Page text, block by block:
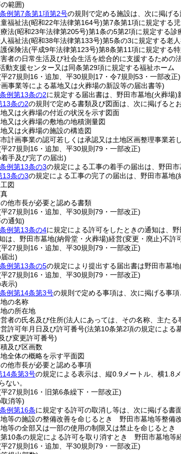
範囲)
条例第7条第1項第2号の規則で定める施設は、次に掲げる
童福祉法(昭和22年法律第164号)第7条第1項に規定する
法(昭和23年法律第205号)第1条の5第2項に規定する診
福祉法(昭和38年法律第133号)第5条の3に規定する老
保険法(平成9年法律第123号)第8条第11項に規定する
者の日常生活及び社会生活を総合的に支援するための
動支援センター又は同条第29項に規定する福祉ホーム
27規則16・追加、平30規則17・令7規則53・一部改正)
事業等による墓地又は火葬場の新設等の届出書等)
条例第13条の2に規定する届出書は、野田市墓地(火葬場)
13条の2の規則で定める書類及び図面は、次に掲げると
又は火葬場の付近の状況を示す図面
又は火葬場の敷地の地積測量図
又は火葬場の施設の構造図
計画事業の認可若しくは承認又は土地区画整理事業若
27規則16・追加、平30規則79・一部改正)
手及び完了の届出)
条例第13条の3の規定による工事の着手の届出は、野田市
13条の3の規定による工事の完了の届出は、野田市墓地(
図
他市長が必要と認める書類
27規則16・追加、平30規則79・一部改正)
通知)
条例第13条の4に規定による許可をしたときの通知は、
は、野田市墓地(納骨堂・火葬場)経営(変更・廃止)不許
27規則16・追加、平30規則79・一部改正)
出)
条例第13条の5の規定により提出する届出書は野田市墓地
27規則16・追加、平30規則79・一部改正)
示)
条例第14条第3号の規則で定める事項は、次に掲げる事項
の名称
の所在地
者の氏名及び住所(法人にあっては、その名称、主た
許可年月日及び許可番号(法第10条第2項の規定による
び変更許可番号)
及び区画数
全体の概略を示す平面図
他市長が必要と認める事項
14条第3号の規定による表示は、縦0.9メートル、横1.8
ない。
27規則16・旧第6条繰下・一部改正)
消等)
条例第16条に規定する許可の取消し等は、次に掲げる書
等の施設の整備改善を命じるとき 野田市墓地等整備
等の全部又は一部の使用の制限又は禁止を命じると
10条の規定による許可を取り消すとき 野田市墓地等
27規則16・追加、平30規則79・一部改正)